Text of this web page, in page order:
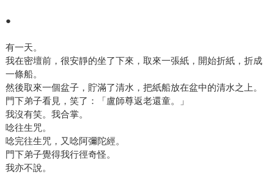
●
有一天。
我在密壇前，很安靜的坐了下來，取來一張紙，開始折紙，折成
一條船。
然後取來一個盆子，貯滿了清水，把紙船放在盆中的清水之上。
門下弟子看見，笑了：「盧師尊返老還童。」
我沒有笑。我合掌。
唸往生咒。
唸完往生咒，又唸阿彌陀經。
門下弟子覺得我行徑奇怪。
我亦不說。